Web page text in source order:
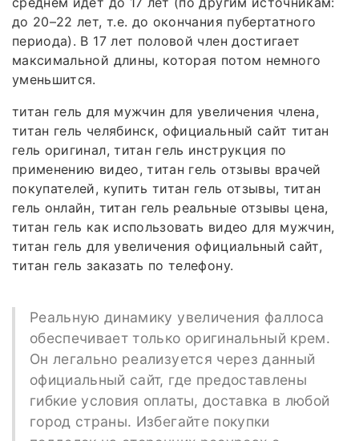
до 20–22 лет, т.е. до окончания пубертатного
периода). В 17 лет половой член достигает
максимальной длины, которая потом немного
уменьшится.
титан гель для мужчин для увеличения члена,
титан гель челябинск, официальный сайт титан
гель оригинал, титан гель инструкция по
применению видео, титан гель отзывы врачей
покупателей, купить титан гель отзывы, титан
гель онлайн, титан гель реальные отзывы цена,
титан гель как использовать видео для мужчин,
титан гель для увеличения официальный сайт,
титан гель заказать по телефону.
Реальную динамику увеличения фаллоса
обеспечивает только оригинальный крем.
Он легально реализуется через данный
официальный сайт, где предоставлены
гибкие условия оплаты, доставка в любой
город страны. Избегайте покупки